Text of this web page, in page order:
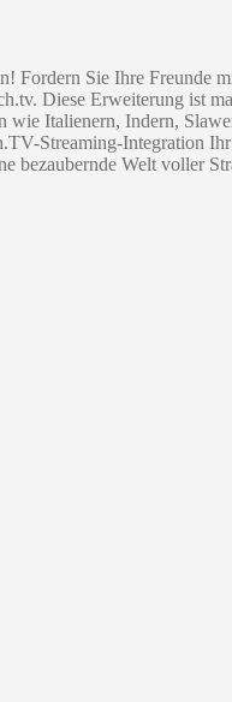
Sie Ihre Freunde
Diese Erweiterung ist
Italienern, Indern,
Streaming-Integration
bezaubernde Welt voller